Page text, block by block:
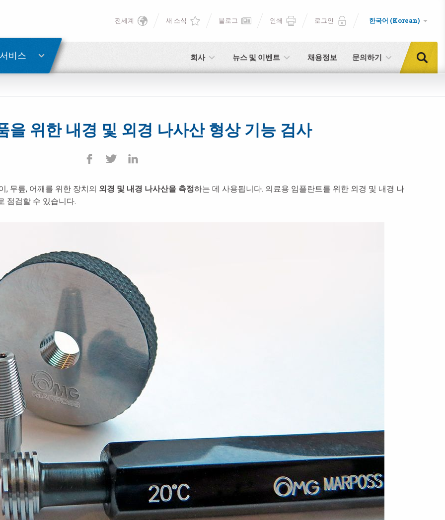
비스 회사 뉴스 및 이벤트 채용정보 문의하기
전세계 새 소식 블로그 인쇄 로그인 한국어 (Korean)
을 위한 내경 및 외경 나사산 형상 기능 검사
, 무릎, 어깨를 위한 장치의 외경 및 내경 나사산을 측정하는 데 사용됩니다. 의료용 임플란트를 위한 외경 및 내경 나
점검할 수 있습니다.
English
Español
日本語 (Japanese)
中文 (Chinese)
비밀번호
아직 등록하지 않으셨다면, 지금 무료로 등록하실 수 있습니다!